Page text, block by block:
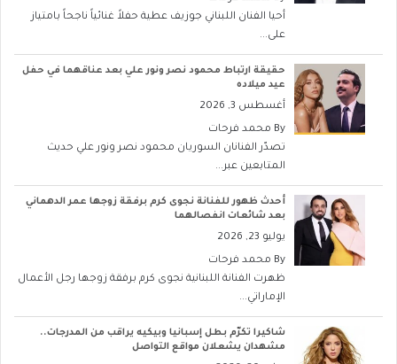
أحيا الفنان اللبناني جوزيف عطية حفلاً غنائياً ناجحاً بامتياز
على...
حقيقة ارتباط محمود نصر ونور علي بعد عناقهما في حفل
عيد ميلاده
أغسطس 3, 2026
By محمد فرحات
تصدّر الفنانان السوريان محمود نصر ونور علي حديث
المتابعين عبر...
أحدث ظهور للفنانة نجوى كرم برفقة زوجها عمر الدهماني
بعد شائعات انفصالهما
يوليو 23, 2026
By محمد فرحات
ظهرت الفنانة اللبنانية نجوى كرم برفقة زوجها رجل الأعمال
الإماراتي...
شاكيرا تكرّم بطل إسبانيا وبيكيه يراقب من المدرجات..
مشهدان يشعلان مواقع التواصل